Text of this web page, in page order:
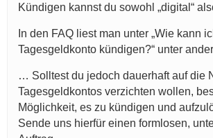
Kündigen kannst du sowohl „digital“
In den FAQ liest man unter „Wie kann
Tagesgeldkonto kündigen?“ unter
… Solltest du jedoch dauerhaft auf die
Tagesgeldkontos verzichten wollen,
Möglichkeit, es zu kündigen und
Sende uns hierfür einen formlosen,